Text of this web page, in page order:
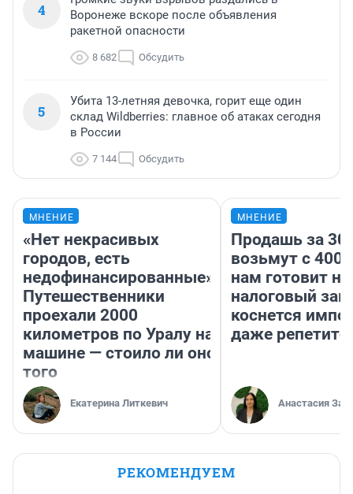
4
Воронеже вскоре после объявления
ракетной опасности
8 682 Обсудить
5
Убита 13-летняя девочка, горит еще один
склад Wildberries: главное об атаках сегодня
в России
7 144 Обсудить
МНЕНИЕ
«Нет некрасивых
городов, есть
недофинансированные».
Путешественники
проехали 2000
километров по Уралу на
машине — стоило ли оно
того
Екатерина Литкевич
МНЕНИЕ
Продашь за
возьмут с
нам готовит
налоговый
коснется
даже
Анастасия
РЕКОМЕНДУЕМ